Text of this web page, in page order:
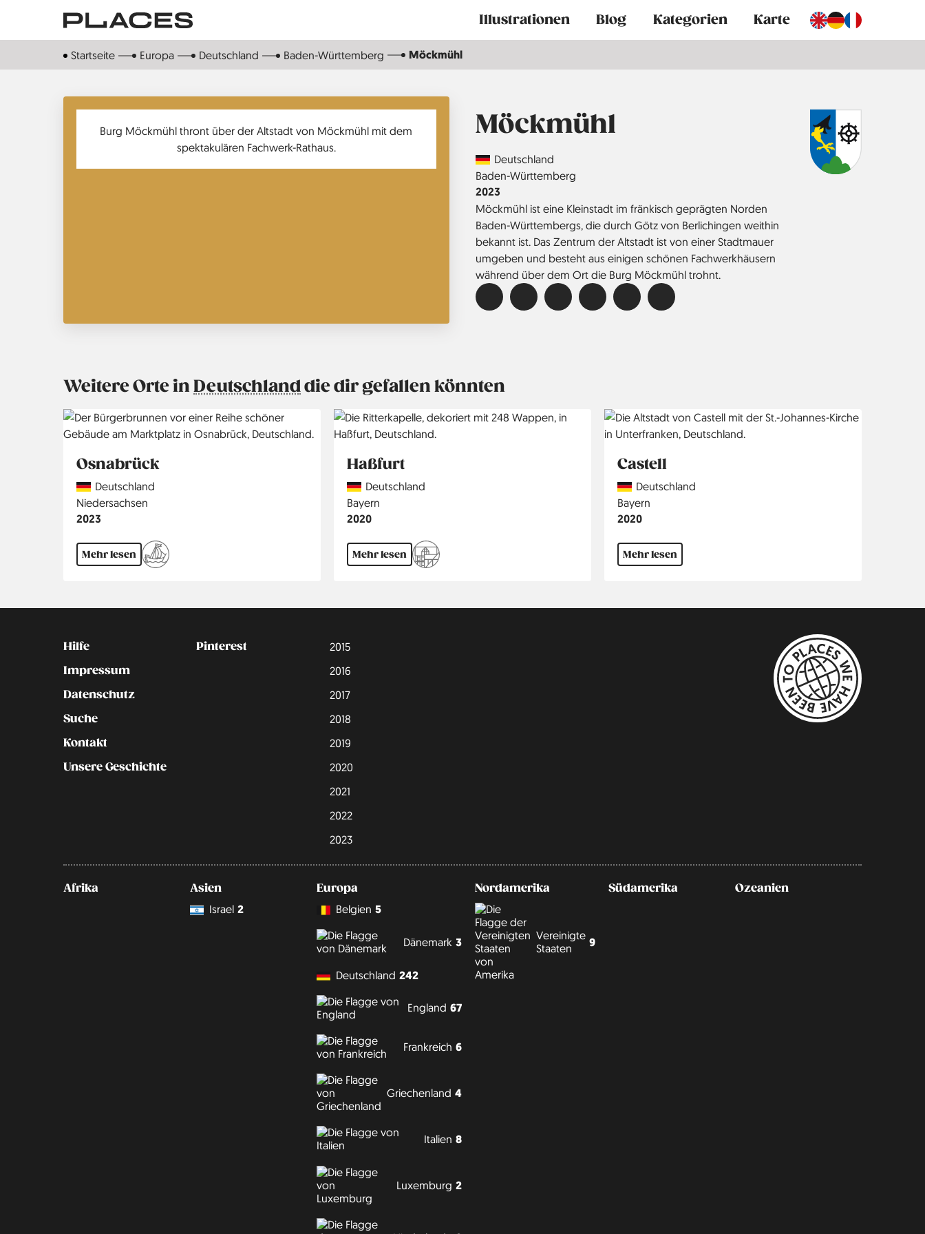
Inhalt
Main
navigation
Illustrationen Blog Kategorien Karte
Startseite Europa Deutschland Baden-Württemberg Möckmühl
Möckmühl
CountryDeutschland
Region
Baden-Württemberg
Jahr
2023
Möckmühl ist eine Kleinstadt im fränkisch geprägten Norden
Baden-Württembergs, die durch Götz von Berlichingen weithin
bekannt ist. Das Zentrum der Altstadt ist von einer Stadtmauer
umgeben und besteht aus einigen schönen Fachwerkhäusern
während über dem Ort die Burg Möckmühl trohnt.
Weitere Orte in Deutschlanddie dir gefallen könnten
Osnabrück
CountryDeutschland
Region
Niedersachsen
Jahr
2023
Mehr lesen
Haßfurt
CountryDeutschland
Region
Bayern
Jahr
2020
Mehr lesen
Castell
CountryDeutschland
Region
Bayern
Jahr
2020
Mehr lesen
Kontakt
Hilfe
Impressum
Datenschutz
Suche
Kontakt
Unsere Geschichte
Social
Pinterest
2015
2016
2017
2018
2019
2020
2021
2022
2023
Afrika
Asien
Israel 2
Europa
Belgien 5
Dänemark 3
Deutschland 242
England 67
Frankreich 6
Griechenland 4
Italien 8
Luxemburg 2
Nordamerika
Vereinigte
Staaten
9
Südamerika Ozeanien